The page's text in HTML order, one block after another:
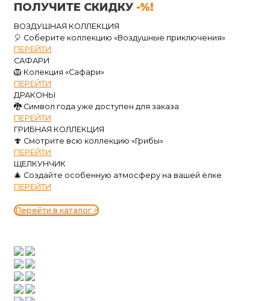
ПОЛУЧИТЕ СКИДКУ -%!
ВОЗДУШНАЯ КОЛЛЕКЦИЯ
🎈 Соберите коллекцию «Воздушные приключения»
ПЕРЕЙТИ
САФАРИ
🦁 Колекция «Сафари»
ПЕРЕЙТИ
ДРАКОНЫ
🐉 Символ года уже доступен для заказа
ПЕРЕЙТИ
ГРИБНАЯ КОЛЛЕКЦИЯ
🍄 Смотрите всю коллекцию «Грибы»
ПЕРЕЙТИ
ЩЕЛКУНЧИК
🎄 Создайте особенную атмосферу на вашей ёлке
ПЕРЕЙТИ
Перейти в каталог >